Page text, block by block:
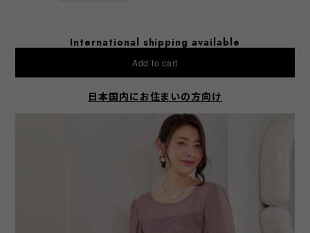
International shipping available
Add to cart
日本国内にお住まいの方向け